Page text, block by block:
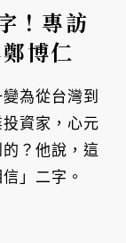
！專訪
博仁
為從台灣到
資家，心元
？他說，這
」二字。